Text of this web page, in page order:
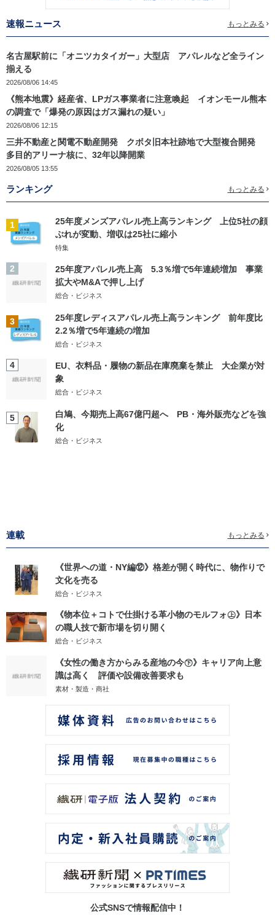
速報ニュース もっとみる
名古屋駅前に「オニツカタイガー」大型店 アパレルなど全ライン
揃える
2026/08/06 14:45
《熊本地震》経産省、LPガス事業者に注意喚起 イオンモール熊本
の調査で「爆発の原因はガス漏れの疑い」
2026/08/06 12:15
三井不動産と関電不動産開発 クボタ旧本社跡地で大型複合開発
多目的アリーナ核に、32年以降開業
2026/08/05 13:55
ランキング もっとみる
1
25年度メンズアパレル売上高ランキング 上位5社の顔
ぶれが変動、増収は25社に縮小
特集
2
25年度アパレル売上高 5.3％増で5年連続増加 事業
拡大やM&Aで押し上げ
総合・ビジネス
3
25年度レディスアパレル売上高ランキング 前年度比
2.2％増で5年連続の増加
総合・ビジネス
4
EU、衣料品・履物の新品在庫廃棄を禁止 大企業が対
象
総合・ビジネス
5
白鳩、今期売上高67億円超へ PB・海外販売などを強
化
総合・ビジネス
連載 もっとみる
《世界への道・NY編⑫》格差が開く時代に、物作りで
文化を売る
総合・ビジネス
《物本位＋コトで仕掛ける革小物のモルフォ㊤》日本
の職人技で新市場を切り開く
総合・ビジネス
《女性の働き方からみる産地の今㊦》キャリア向上意
識は高く 評価や設備改善要求も
素材・製造・商社
公式SNSで情報配信中！